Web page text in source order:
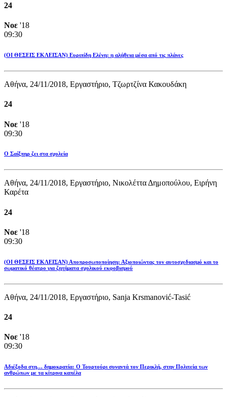
24
Νοε '18
09:30
(ΟΙ ΘΕΣΕΙΣ ΕΚΛΕΙΣΑΝ) Eυριπίδη Eλένη: η αλήθεια μέσα από τις πλάνες
Αθήνα, 24/11/2018, Εργαστήριο, Τζωρτζίνα Κακουδάκη
24
Νοε '18
09:30
O Σαίξπηρ ζει στα σχολεία
Αθήνα, 24/11/2018, Εργαστήριο, Νικολέττα Δημοπούλου, Ειρήνη
Καρέτα
24
Νοε '18
09:30
(ΟΙ ΘΕΣΕΙΣ ΕΚΛΕΙΣΑΝ) Αποπροσωποποίηση: Αξιοποιώντας τον αυτοσχεδιασμό και το
σωματικό θέατρο για ζητήματα σχολικού εκφοβισμού
Αθήνα, 24/11/2018, Εργαστήριο, Sanja Krsmanović-Tasić
24
Νοε '18
09:30
Αδιέξοδα στη… δημοκρατία: Ο Τουρτούρι συναντά τον Περικλή, στην Πολιτεία των
ανθρώπων με τα κίτρινα καπέλα